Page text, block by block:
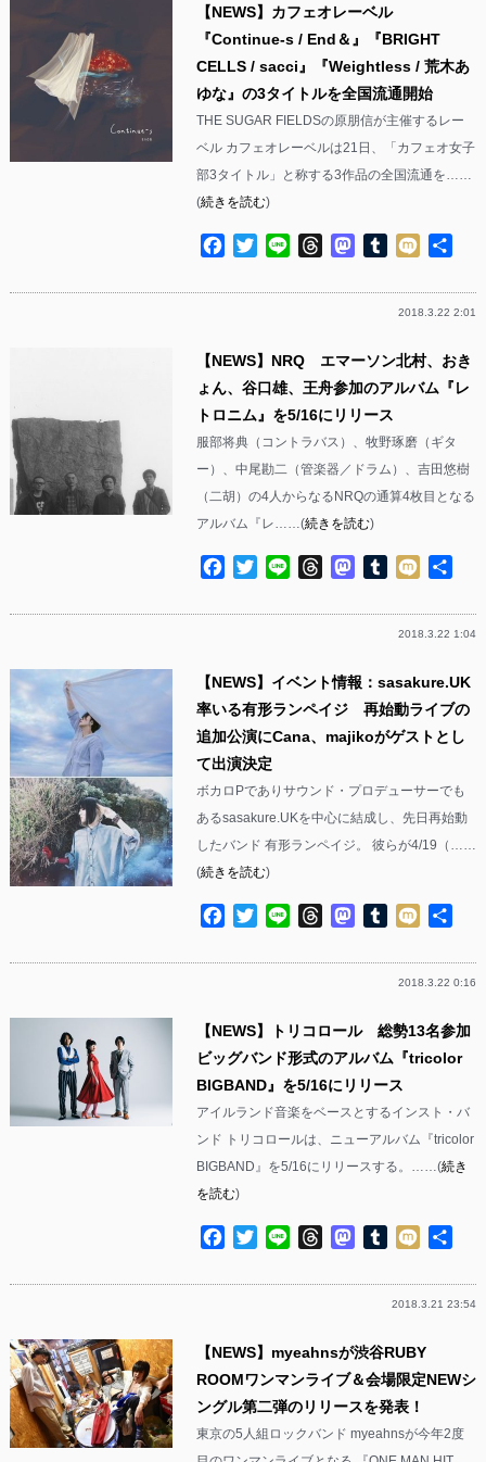
【NEWS】カフェオレーベル
『Continue-s / End＆』『BRIGHT
CELLS / sacci』『Weightless / 荒木あ
ゆな』の3タイトルを全国流通開始
THE SUGAR FIELDSの原朋信が主催するレー
ベル カフェオレーベルは21日、「カフェオ女子
部3タイトル」と称する3作品の全国流通を……
(続きを読む)
Facebook
TwitterLine ThreadsMastodon
Tumblr
Mixi
2018.3.22 2:01
【NEWS】NRQ エマーソン北村、おき
ょん、谷口雄、王舟参加のアルバム『レ
トロニム』を5/16にリリース
服部将典（コントラバス）、牧野琢磨（ギタ
ー）、中尾勘二（管楽器／ドラム）、吉田悠樹
（二胡）の4人からなるNRQの通算4枚目となる
アルバム『レ……(続きを読む)
Facebook
TwitterLine ThreadsMastodon
Tumblr
Mixi
2018.3.22 1:04
【NEWS】イベント情報：sasakure.UK
率いる有形ランペイジ 再始動ライブの
追加公演にCana、majikoがゲストとし
て出演決定
ボカロPでありサウンド・プロデューサーでも
あるsasakure.UKを中心に結成し、先日再始動
したバンド 有形ランペイジ。 彼らが4/19（……
(続きを読む)
Facebook
TwitterLine ThreadsMastodon
Tumblr
Mixi
2018.3.22 0:16
【NEWS】トリコロール 総勢13名参加
ビッグバンド形式のアルバム『tricolor
BIGBAND』を5/16にリリース
アイルランド音楽をベースとするインスト・バ
ンド トリコロールは、ニューアルバム『tricolor
BIGBAND』を5/16にリリースする。……(続き
を読む)
Facebook
TwitterLine ThreadsMastodon
Tumblr
Mixi
2018.3.21 23:54
【NEWS】myeahnsが渋谷RUBY
ROOMワンマンライブ＆会場限定NEWシ
ングル第二弾のリリースを発表！
東京の5人組ロックバンド myeahnsが今年2度